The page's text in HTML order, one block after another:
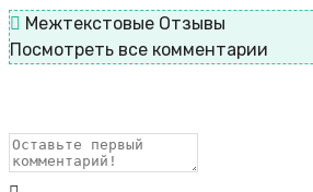
Межтекстовые Отзывы
Посмотреть все комментарии